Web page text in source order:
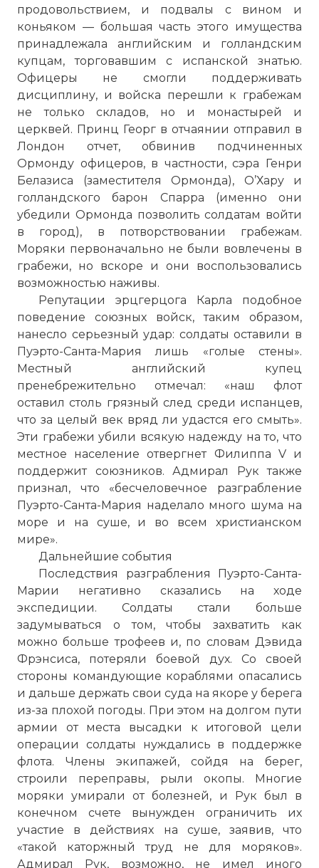
продовольствием, и подвалы с вином и
коньяком — большая часть этого имущества
принадлежала английским и голландским
купцам, торговавшим с испанской знатью.
Офицеры не смогли поддерживать
дисциплину, и войска перешли к грабежам
не только складов, но и монастырей и
церквей. Принц Георг в отчаянии отправил в
Лондон отчет, обвинив подчиненных
Ормонду офицеров, в частности, сэра Генри
Белазиса (заместителя Ормонда), О’Хару и
голландского барон Спарра (именно они
убедили Ормонда позволить солдатам войти
в город), в потворствовании грабежам.
Моряки первоначально не были вовлечены в
грабежи, но вскоре и они воспользовались
возможностью наживы.
Репутации эрцгерцога Карла подобное
поведение союзных войск, таким образом,
нанесло серьезный удар: солдаты оставили в
Пуэрто-Санта-Мария лишь «голые стены».
Местный английский купец
пренебрежительно отмечал: «наш флот
оставил столь грязный след среди испанцев,
что за целый век вряд ли удастся его смыть».
Эти грабежи убили всякую надежду на то, что
местное население отвергнет Филиппа V и
поддержит союзников. Адмирал Рук также
признал, что «бесчеловечное разграбление
Пуэрто-Санта-Мария наделало много шума на
море и на суше, и во всем христианском
мире».
Дальнейшие события
Последствия разграбления Пуэрто-Санта-
Марии негативно сказались на ходе
экспедиции. Солдаты стали больше
задумываться о том, чтобы захватить как
можно больше трофеев и, по словам Дэвида
Фрэнсиса, потеряли боевой дух. Со своей
стороны командующие кораблями опасались
и дальше держать свои суда на якоре у берега
из-за плохой погоды. При этом на долгом пути
армии от места высадки к итоговой цели
операции солдаты нуждались в поддержке
флота. Члены экипажей, сойдя на берег,
строили переправы, рыли окопы. Многие
моряки умирали от болезней, и Рук был в
конечном счете вынужден ограничить их
участие в действиях на суше, заявив, что
«такой каторжный труд не для моряков».
Адмирал Рук, возможно, не имел иного